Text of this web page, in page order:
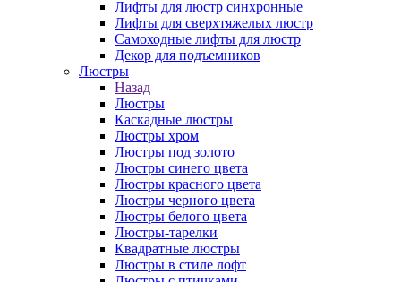
Лифты для люстр синхронные
Лифты для сверхтяжелых люстр
Самоходные лифты для люстр
Декор для подъемников
Люстры
Назад
Люстры
Каскадные люстры
Люстры хром
Люстры под золото
Люстры синего цвета
Люстры красного цвета
Люстры черного цвета
Люстры белого цвета
Люстры-тарелки
Квадратные люстры
Люстры в стиле лофт